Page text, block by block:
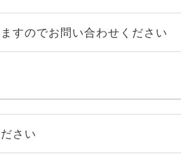
すのでお問い合わせください
さい